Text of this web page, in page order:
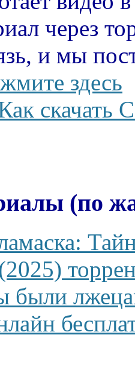
через
и мы
здесь
скачать
(по
были